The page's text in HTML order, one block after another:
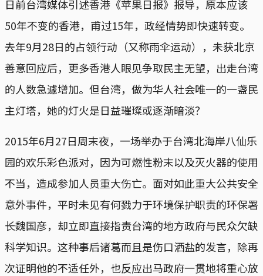
日前台湾媒体引述香港《苹果日报》报导，原本应该
50年不变的香港，甫过15年，政经情势即快速转变。
去年9月28日的占领行动（又称雨伞运动），未获北京
善意回应后，更多香港人眼见争取民主无望，出走台湾
的人数急遽增加。但台湾，做为华人社会唯一的一盏民
主灯塔，她的灯火是日益璀璨或逐渐暗淡？
2015年6月27日周末夜，一场举办于台湾北海岸八仙乐
园的欢乐彩色派对，因为可燃性粉末以及灭火器的使用
不当，造成参加人员重大伤亡。面对如此重大公共安全
意外事件，平时未见有何戮力于环境保护职责的环保署
长魏国彦，却立即直接指责台湾的地方政府与民众欠缺
科学知识。这种事后诸葛而且是伤口洒盐的发言，除再
次证明他的不适任外，也反应出马政府一贯地将重心放